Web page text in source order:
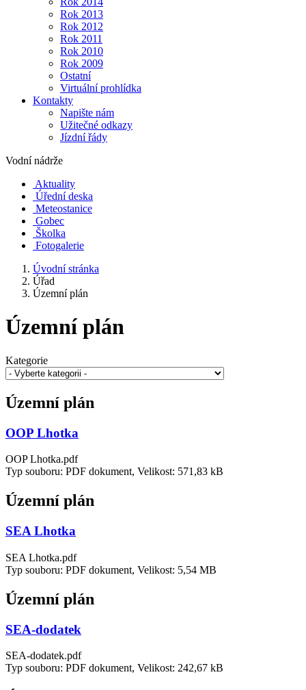
Rok 2013
Rok 2012
Rok 2011
Rok 2010
Rok 2009
Ostatní
Virtuální prohlídka
Kontakty
Napište nám
Užitečné odkazy
Jízdní řády
Vodní nádrže
Aktuality
Úřední deska
Meteostanice
Gobec
Školka
Fotogalerie
Úvodní stránka
Úřad
Územní plán
Územní plán
Kategorie
Územní plán
OOP Lhotka
OOP Lhotka.pdf
Typ souboru: PDF dokument, Velikost: 571,83 kB
Územní plán
SEA Lhotka
SEA Lhotka.pdf
Typ souboru: PDF dokument, Velikost: 5,54 MB
Územní plán
SEA-dodatek
SEA-dodatek.pdf
Typ souboru: PDF dokument, Velikost: 242,67 kB